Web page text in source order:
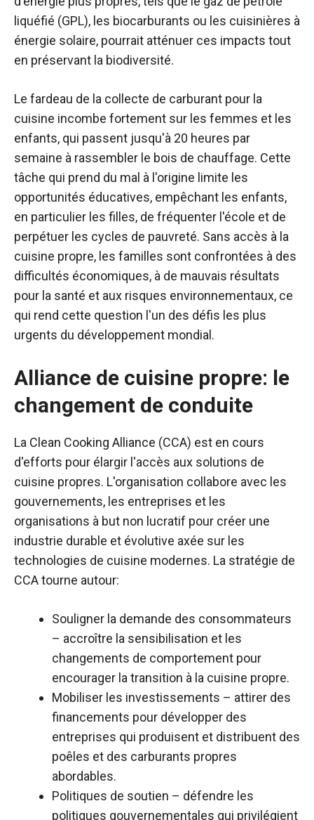
liquéfié (GPL), les biocarburants ou les cuisinières à
énergie solaire, pourrait atténuer ces impacts tout
en préservant la biodiversité.
Le fardeau de la collecte de carburant pour la
cuisine incombe fortement sur les femmes et les
enfants, qui passent jusqu'à 20 heures par
semaine à rassembler le bois de chauffage. Cette
tâche qui prend du mal à l'origine limite les
opportunités éducatives, empêchant les enfants,
en particulier les filles, de fréquenter l'école et de
perpétuer les cycles de pauvreté. Sans accès à la
cuisine propre, les familles sont confrontées à des
difficultés économiques, à de mauvais résultats
pour la santé et aux risques environnementaux, ce
qui rend cette question l'un des défis les plus
urgents du développement mondial.
Alliance de cuisine propre: le
changement de conduite
La Clean Cooking Alliance (CCA) est en cours
d'efforts pour élargir l'accès aux solutions de
cuisine propres. L'organisation collabore avec les
gouvernements, les entreprises et les
organisations à but non lucratif pour créer une
industrie durable et évolutive axée sur les
technologies de cuisine modernes. La stratégie de
CCA tourne autour:
Souligner la demande des consommateurs
– accroître la sensibilisation et les
changements de comportement pour
encourager la transition à la cuisine propre.
Mobiliser les investissements – attirer des
financements pour développer des
entreprises qui produisent et distribuent des
poêles et des carburants propres
abordables.
Politiques de soutien – défendre les
politiques gouvernementales qui privilégient